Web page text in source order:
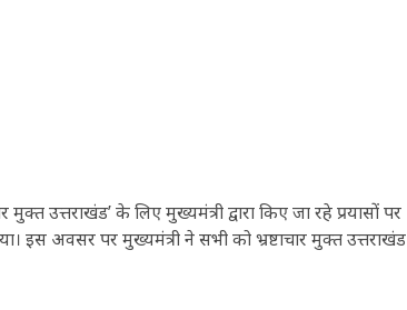
मुक्त उत्तराखंड’ के लिए मुख्यमंत्री द्वारा किए जा रहे प्रयासों पर
इस अवसर पर मुख्यमंत्री ने सभी को भ्रष्टाचार मुक्त उत्तराखंड